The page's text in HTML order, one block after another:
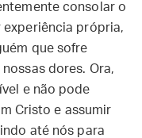
consolar o
experiência própria,
que sofre
dores. Ora,
e não pode
Cristo e assumir
até nós para